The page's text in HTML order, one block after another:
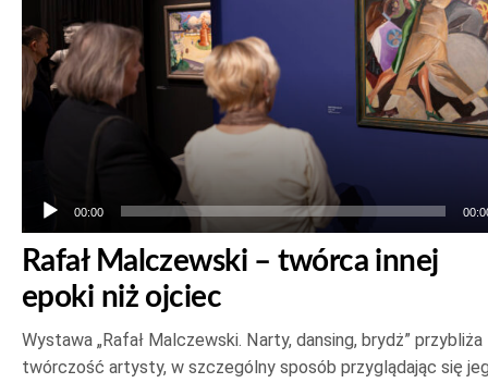
00:00
Rafał Malczewski – twórca innej
epoki niż ojciec
Wystawa „Rafał Malczewski. Narty, dansing, brydż” przybliża
twórczość artysty, w szczególny sposób przyglądając się